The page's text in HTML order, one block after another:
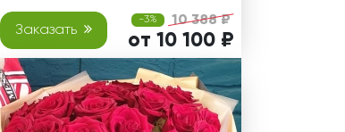
Заказать
-3% 10 388 ₽
от 10 100 ₽